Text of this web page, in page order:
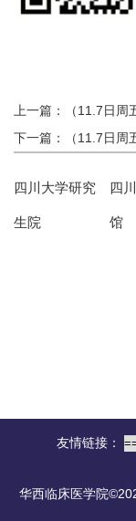
四川大学研究
生院
四
馆
友情链接：
华西临床医学院